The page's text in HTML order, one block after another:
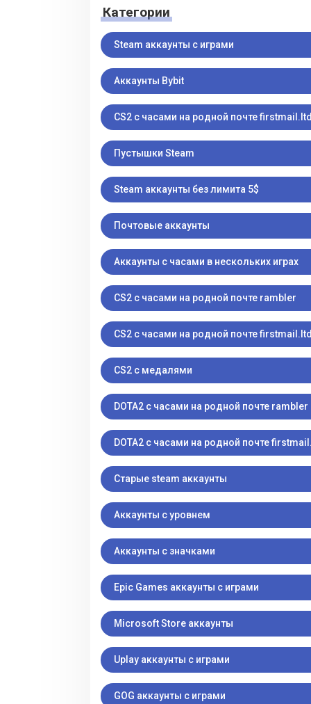
Категории
Steam аккаунты с играми
Аккаунты Bybit
CS2 с часами на родной почте
Пустышки Steam
Steam аккаунты без лимита 5$
Почтовые аккаунты
Аккаунты с часами в нескольких играх
CS2 с часами на родной почте rambler
CS2 с часами на родной почте
CS2 с медалями
DOTA2 с часами на родной почте rambler
DOTA2 с часами на родной почте
Старые steam аккаунты
Аккаунты с уровнем
Аккаунты с значками
Epic Games аккаунты с играми
Microsoft Store аккаунты
Uplay аккаунты с играми
GOG аккаунты с играми